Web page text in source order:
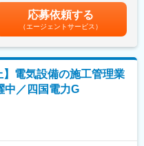
の研修も行われています。ま
人間力研修まで、業界トップク
います。
は比べ物にならないレベルでの
の結果が、「離職率：約6.1%
年以上のエンジニア：約1500
進むよう工程管理や工事業者へ
ーション）を行います。
所の修理、改修、計画工事等に
。
時期及び費用を把握するための
設備点検等の結果を確認し、工
40歳・入社5年（月給41万9000
給33万3000円）賃金はあくま
て上下する可能性がありま
た表記です。
応募依頼する
（エージェントサービス）
】電気設備の施工管理業
／四国電力G